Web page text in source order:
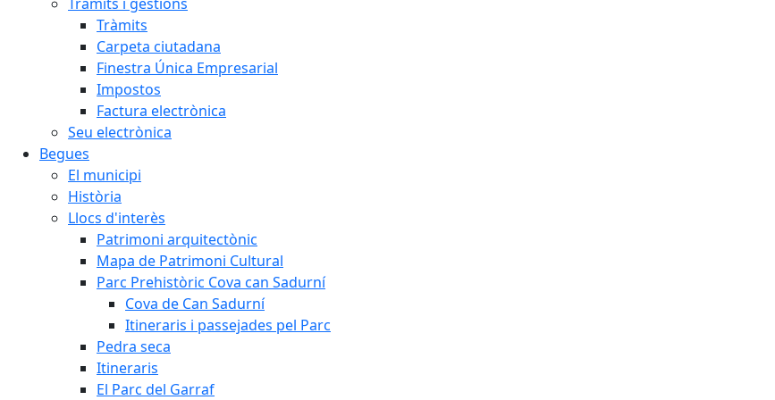
Tràmits
Carpeta ciutadana
Finestra Única Empresarial
Impostos
Factura electrònica
Seu electrònica
Begues
El municipi
Història
Llocs d'interès
Patrimoni arquitectònic
Mapa de Patrimoni Cultural
Parc Prehistòric Cova can Sadurní
Cova de Can Sadurní
Itineraris i passejades pel Parc
Pedra seca
Itineraris
El Parc del Garraf